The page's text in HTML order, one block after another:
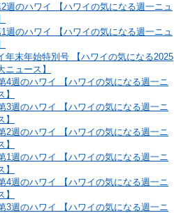
週のハワイ 【ハワイの気になる週一ニュ
週のハワイ 【ハワイの気になる週一ニュ
年末年始特別号 【ハワイの気になる2025
ニュース】
4週のハワイ 【ハワイの気になる週一ニ
】
3週のハワイ 【ハワイの気になる週一ニ
】
2週のハワイ 【ハワイの気になる週一ニ
】
1週のハワイ 【ハワイの気になる週一ニ
】
4週のハワイ 【ハワイの気になる週一ニ
】
3週のハワイ 【ハワイの気になる週一ニ